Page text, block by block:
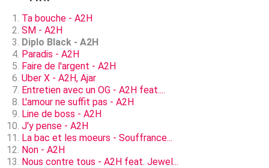
Ta bouche - A2H
SM - A2H
Diplo Black - A2H
Paradis - A2H
Faire de l'argent - A2H
Uber X - A2H, Ajar
Entretien avec un OG - A2H feat....
L'amour ne suffit pas - A2H
Line de boss - A2H
J'y pense - A2H
La bac et les moeurs - Souffrance...
Non - A2H
Nous contre tous - A2H feat. Jewel...